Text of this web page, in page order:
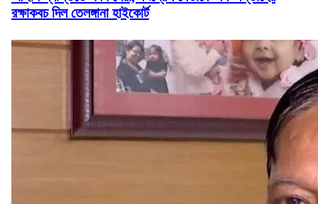
রক্ষাকবচ দিল তেলঙ্গানা হাইকোর্ট